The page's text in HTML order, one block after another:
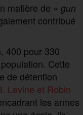
matière de « gun
contribué
400 pour 330
Cette
de détention
Levine et Robin
les armes